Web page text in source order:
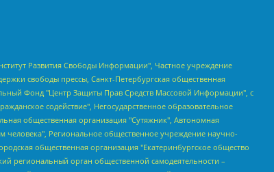
дом "Новая глава", Айнбиндер Александра Александровна, Московский комьюнити-центр для ЛГБТ+инициатив, Благотворительный фонд развития филантропии, Deutsche Welle (Германия, Kurt-Schumacher-Strasse 3, 53113 Bonn), Борзунова Мария Михайловна, Воробьев Виктор Викторович, Голубева Анна Львовна, Константинова Алла Михайловна, Малкова Ирина Владимировна, Мурадов Мурад Абдулгалимович, Осетинская Елизавета Николаевна, Понасенков Евгений Николаевич, Ганапольский Матвей Юрьевич, Киселев Евгений Алексеевич, Борухович Ирина Григорьевна, Дремин Иван Тимофеевич, Дубровский Дмитрий Викторович, Красноярская региональная общественная организация поддержки и развития альтернативных образовательных технологий и межкультурных коммуникаций "ИНТЕРРА", Маяковская Екатерина Алексеевна, Фейгин Марк Захарович, Филимонов Андрей Викторович, Дзугкоева Регина Николаевна, Доброхотов Роман Александрович, Дудь Юрий Александрович, Елкин Сергей Владимирович, Кругликов Кирилл Игоревич, Сабунаева Мария Леонидовна, Семенов Алексей Владимирович, Шаинян Карен Багратович, Шульман Екатерина Михайловна, Асафьев Артур Валерьевич, Вахштайн Виктор Семенович, Венедиктов Алексей Алексеевич, Лушникова Екатерина Евгеньевна, Волков Леонид Михайлович, Невзоров Александр Глебович, Пархоменко Сергей Борисович, Сироткин Ярослав Николаевич, Кара-Мурза Владимир Владимирович, Баранова Наталья Владимировна, Гозман Леонид Яковлевич, Кагарлицкий Борис Юльевич, Климарев Михаил Валерьевич, Милов Владимир Станиславович, Автономная некоммерческая организация Краснодарский центр современного искусства "Типография", Моргенштерн Алишер Тагирович, Соболь Любовь Эдуардовна, Общество с ограниченной ответственностью "ЛИЗА НОРМ", Каспаров Гарри Кимович, Ходорковский Михаил Борисович, Общество с ограниченной ответственностью "Апрельские тезисы", Данилович Ирина Брониславовна, Кашин Олег Владимирович, Петров Николай Владимирович, Пивоваров Алексей Владимирович, Соколов Михаил Владимирович, Цветкова Юлия Владимировна, Чичваркин Евгений Александрович, Комитет против пыток/Команда против пыток, Общество с ограниченной ответственностью "Первый научный", Общество с ограниченной ответственностью "Вертолет и ко", Белоцерковская Вероника Борисовна, Кац Максим Евгеньевич, Лазарева Татьяна Юрьевна, Шаведдинов Руслан Табризович, Яшин Илья Валерьевич, Общество с ограниченной ответственностью "Иноагент ААВ", Алешковский Дмитрий Петрович, Альбац Евгения Марковна, Быков Дмитрий Львович, Галямина Юлия Евгеньевна, Лойко Сергей Леонидович, Мартынов Кирилл Константинович, Медведев Сергей Александрович, Крашенинников Федор Геннадиевич, Гордеева Катерина Вл